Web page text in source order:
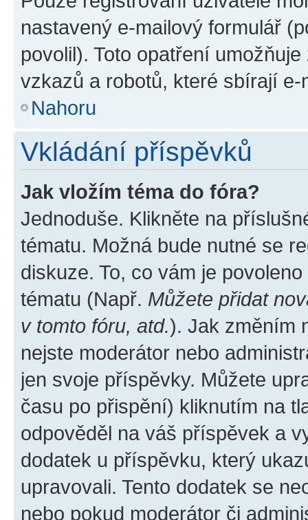
nastavený e-mailový formulář
povolil). Toto opatření
vzkazů a robotů, které sbírají e-
Nahoru
Vkládání příspěvků
Jak vložím téma do fóra?
Jednoduše. Klikněte na
tématu. Možná bude nutné se
diskuze. To, co vám je
tématu (Např. Můžete přidat
v tomto fóru, atd.). Jak změním
nejste moderátor nebo
jen svoje příspěvky. Můžete
času po přispění) kliknutím na
odpověděl na váš příspěvek a
dodatek u příspěvku, který
upravovali. Tento dodatek se
nebo pokud moderátor či